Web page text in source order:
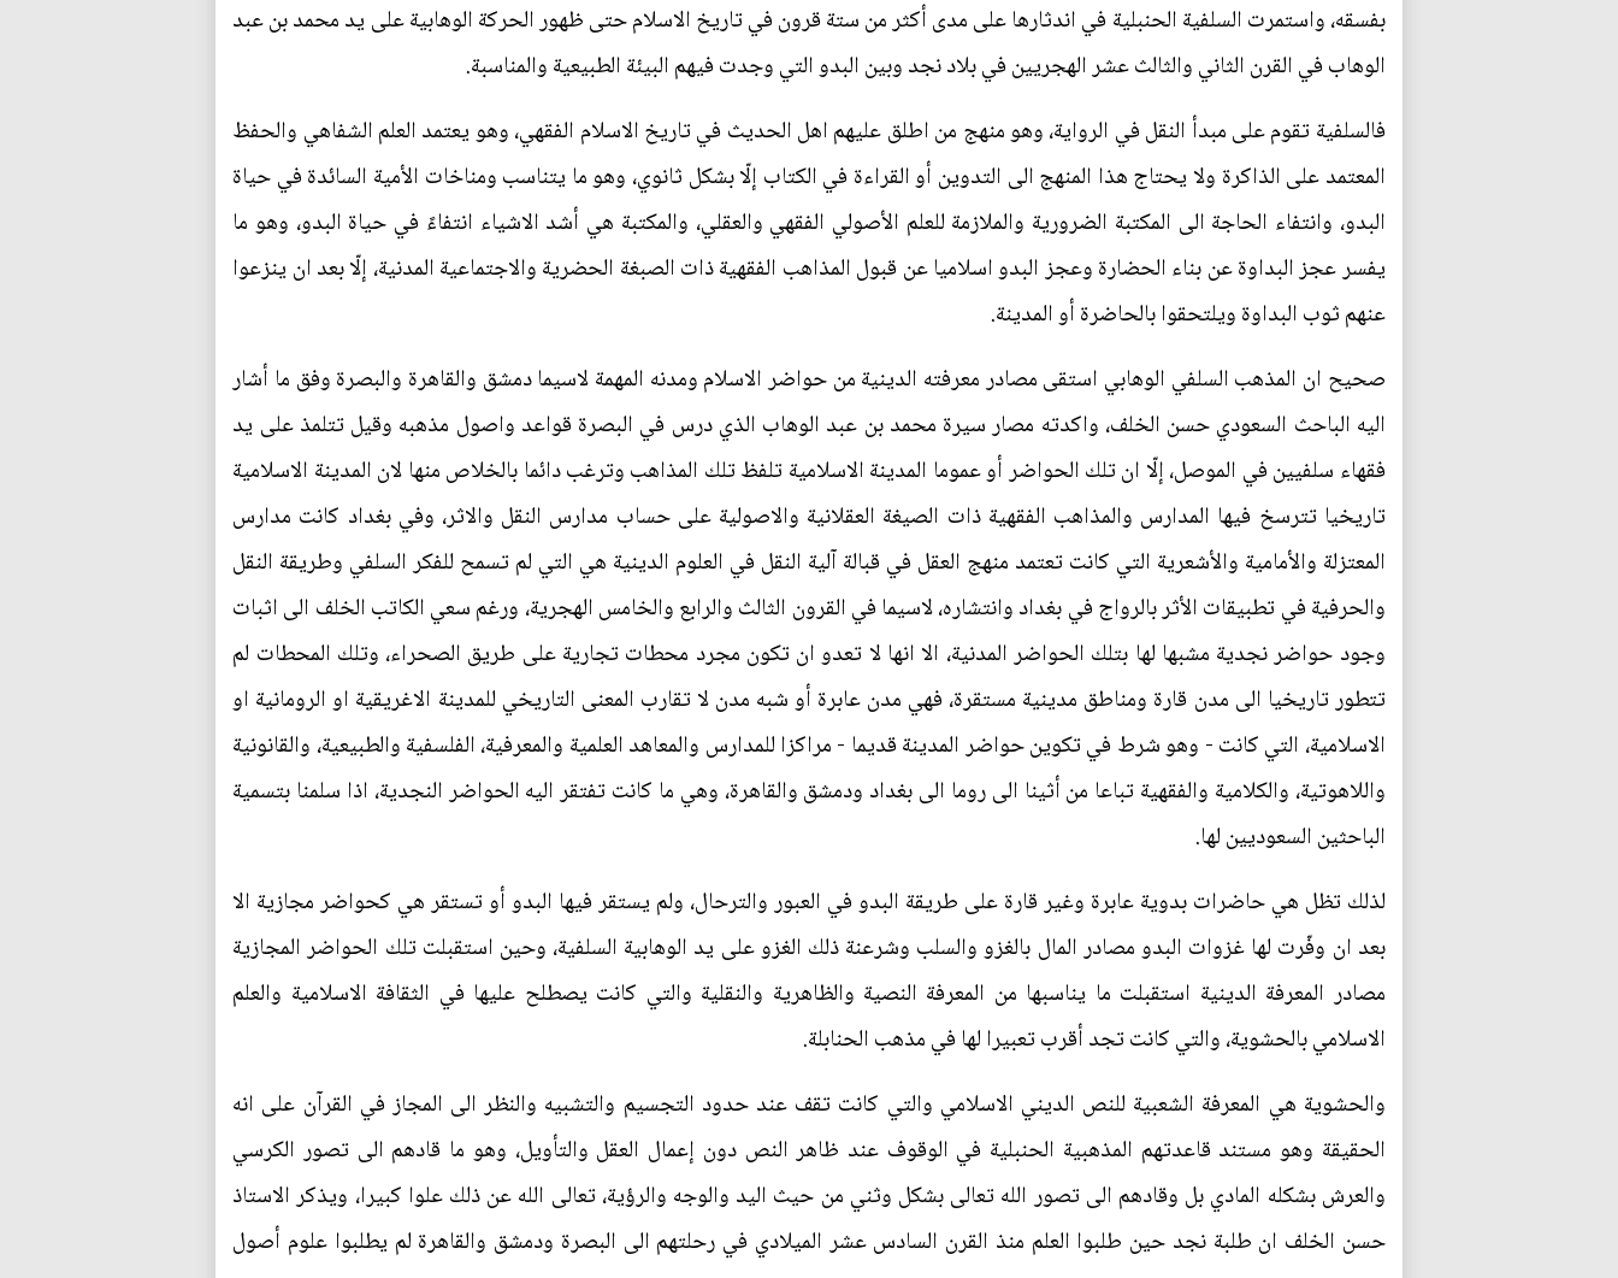
بفسقه، واستمرت السلفية الحنبلية في اندثارها على مدى أكثر من ستة قرون في تاريخ الاسلام حتى ظهور الحركة الوهابية على يد محمد بن عبد
الوهاب في القرن الثاني والثالث عشر الهجريين في بلاد نجد وبين البدو التي وجدت فيهم البيئة الطبيعية والمناسبة.
فالسلفية تقوم على مبدأ النقل في الرواية، وهو منهج من اطلق عليهم اهل الحديث في تاريخ الاسلام الفقهي، وهو يعتمد العلم الشفاهي والحفظ
المعتمد على الذاكرة ولا يحتاج هذا المنهج الى التدوين أو القراءة في الكتاب إلّا بشكل ثانوي، وهو ما يتناسب ومناخات الأمية السائدة في حياة
البدو، وانتفاء الحاجة الى المكتبة الضرورية والملازمة للعلم الأصولي الفقهي والعقلي، والمكتبة هي أشد الاشياء انتفاءً في حياة البدو، وهو ما
يفسر عجز البداوة عن بناء الحضارة وعجز البدو اسلاميا عن قبول المذاهب الفقهية ذات الصبغة الحضرية والاجتماعية المدنية، إلّا بعد ان ينزعوا
عنهم ثوب البداوة ويلتحقوا بالحاضرة أو المدينة.
صحيح ان المذهب السلفي الوهابي استقى مصادر معرفته الدينية من حواضر الاسلام ومدنه المهمة لاسيما دمشق والقاهرة والبصرة وفق ما أشار
اليه الباحث السعودي حسن الخلف، واكدته مصار سيرة محمد بن عبد الوهاب الذي درس في البصرة قواعد واصول مذهبه وقيل تتلمذ على يد
فقهاء سلفيين في الموصل، إلّا ان تلك الحواضر أو عموما المدينة الاسلامية تلفظ تلك المذاهب وترغب دائما بالخلاص منها لان المدينة الاسلامية
تاريخيا تترسخ فيها المدارس والمذاهب الفقهية ذات الصيغة العقلانية والاصولية على حساب مدارس النقل والاثر، وفي بغداد كانت مدارس
المعتزلة والأمامية والأشعرية التي كانت تعتمد منهج العقل في قبالة آلية النقل في العلوم الدينية هي التي لم تسمح للفكر السلفي وطريقة النقل
والحرفية في تطبيقات الأثر بالرواج في بغداد وانتشاره، لاسيما في القرون الثالث والرابع والخامس الهجرية، ورغم سعي الكاتب الخلف الى اثبات
وجود حواضر نجدية مشبها لها بتلك الحواضر المدنية، الا انها لا تعدو ان تكون مجرد محطات تجارية على طريق الصحراء، وتلك المحطات لم
تتطور تاريخيا الى مدن قارة ومناطق مدينية مستقرة، فهي مدن عابرة أو شبه مدن لا تقارب المعنى التاريخي للمدينة الاغريقية او الرومانية او
الاسلامية، التي كانت - وهو شرط في تكوين حواضر المدينة قديما - مراكزا للمدارس والمعاهد العلمية والمعرفية، الفلسفية والطبيعية، والقانونية
واللاهوتية، والكلامية والفقهية تباعا من أثينا الى روما الى بغداد ودمشق والقاهرة، وهي ما كانت تفتقر اليه الحواضر النجدية، اذا سلمنا بتسمية
الباحثين السعوديين لها.
لذلك تظل هي حاضرات بدوية عابرة وغير قارة على طريقة البدو في العبور والترحال، ولم يستقر فيها البدو أو تستقر هي كحواضر مجازية الا
بعد ان وفّرت لها غزوات البدو مصادر المال بالغزو والسلب وشرعنة ذلك الغزو على يد الوهابية السلفية، وحين استقبلت تلك الحواضر المجازية
مصادر المعرفة الدينية استقبلت ما يناسبها من المعرفة النصية والظاهرية والنقلية والتي كانت يصطلح عليها في الثقافة الاسلامية والعلم
الاسلامي بالحشوية، والتي كانت تجد أقرب تعبيرا لها في مذهب الحنابلة.
والحشوية هي المعرفة الشعبية للنص الديني الاسلامي والتي كانت تقف عند حدود التجسيم والتشبيه والنظر الى المجاز في القرآن على انه
الحقيقة وهو مستند قاعدتهم المذهبية الحنبلية في الوقوف عند ظاهر النص دون إعمال العقل والتأويل، وهو ما قادهم الى تصور الكرسي
والعرش بشكله المادي بل وقادهم الى تصور الله تعالى بشكل وثني من حيث اليد والوجه والرؤية، تعالى الله عن ذلك علوا كبيرا، ويذكر الاستاذ
حسن الخلف ان طلبة نجد حين طلبوا العلم منذ القرن السادس عشر الميلادي في رحلتهم الى البصرة ودمشق والقاهرة لم يطلبوا علوم أصول